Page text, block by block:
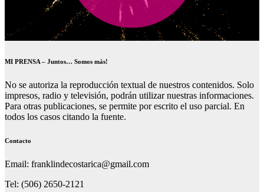
MI PRENSA – Juntos… Somos más!
No se autoriza la reproducción textual de nuestros contenidos. Solo
impresos, radio y televisión, podrán utilizar nuestras informaciones.
Para otras publicaciones, se permite por escrito el uso parcial. En
todos los casos citando la fuente.
Contacto
Email: franklindecostarica@gmail.com
Tel: (506) 2650-2121